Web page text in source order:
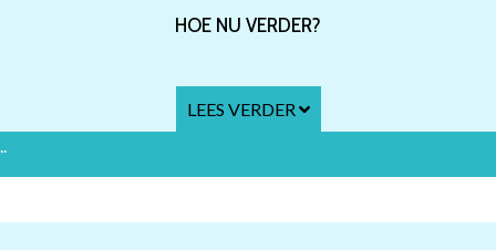
HOE NU VERDER?
LEES VERDER
..